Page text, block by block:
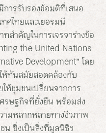
ารรับรองข้อมติที่เสนอ
ศไทยและเยอรมนี
สำคัญในการเจรจาร่างข้อ
the United Nations
Development” โดย
ทันสมัยสอดคล้องกับ
ห้ชุมชนเปลี่ยนจากการ
รษฐกิจที่ยั่งยืน พร้อมส่ง
มหลากหลายทางชีวภาพ
น ซึ่งเป็นสิ่งที่มูลนิธิฯ